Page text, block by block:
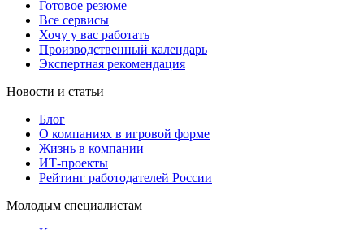
Готовое резюме
Все сервисы
Хочу у вас работать
Производственный календарь
Экспертная рекомендация
Новости и статьи
Блог
О компаниях в игровой форме
Жизнь в компании
ИТ-проекты
Рейтинг работодателей России
Молодым специалистам